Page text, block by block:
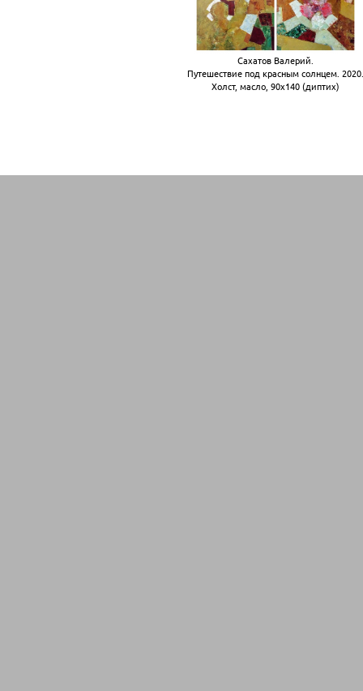
Сахатов Валерий.
Путешествие под красным солнцем. 2020.
Холст, масло, 90х140 (диптих)